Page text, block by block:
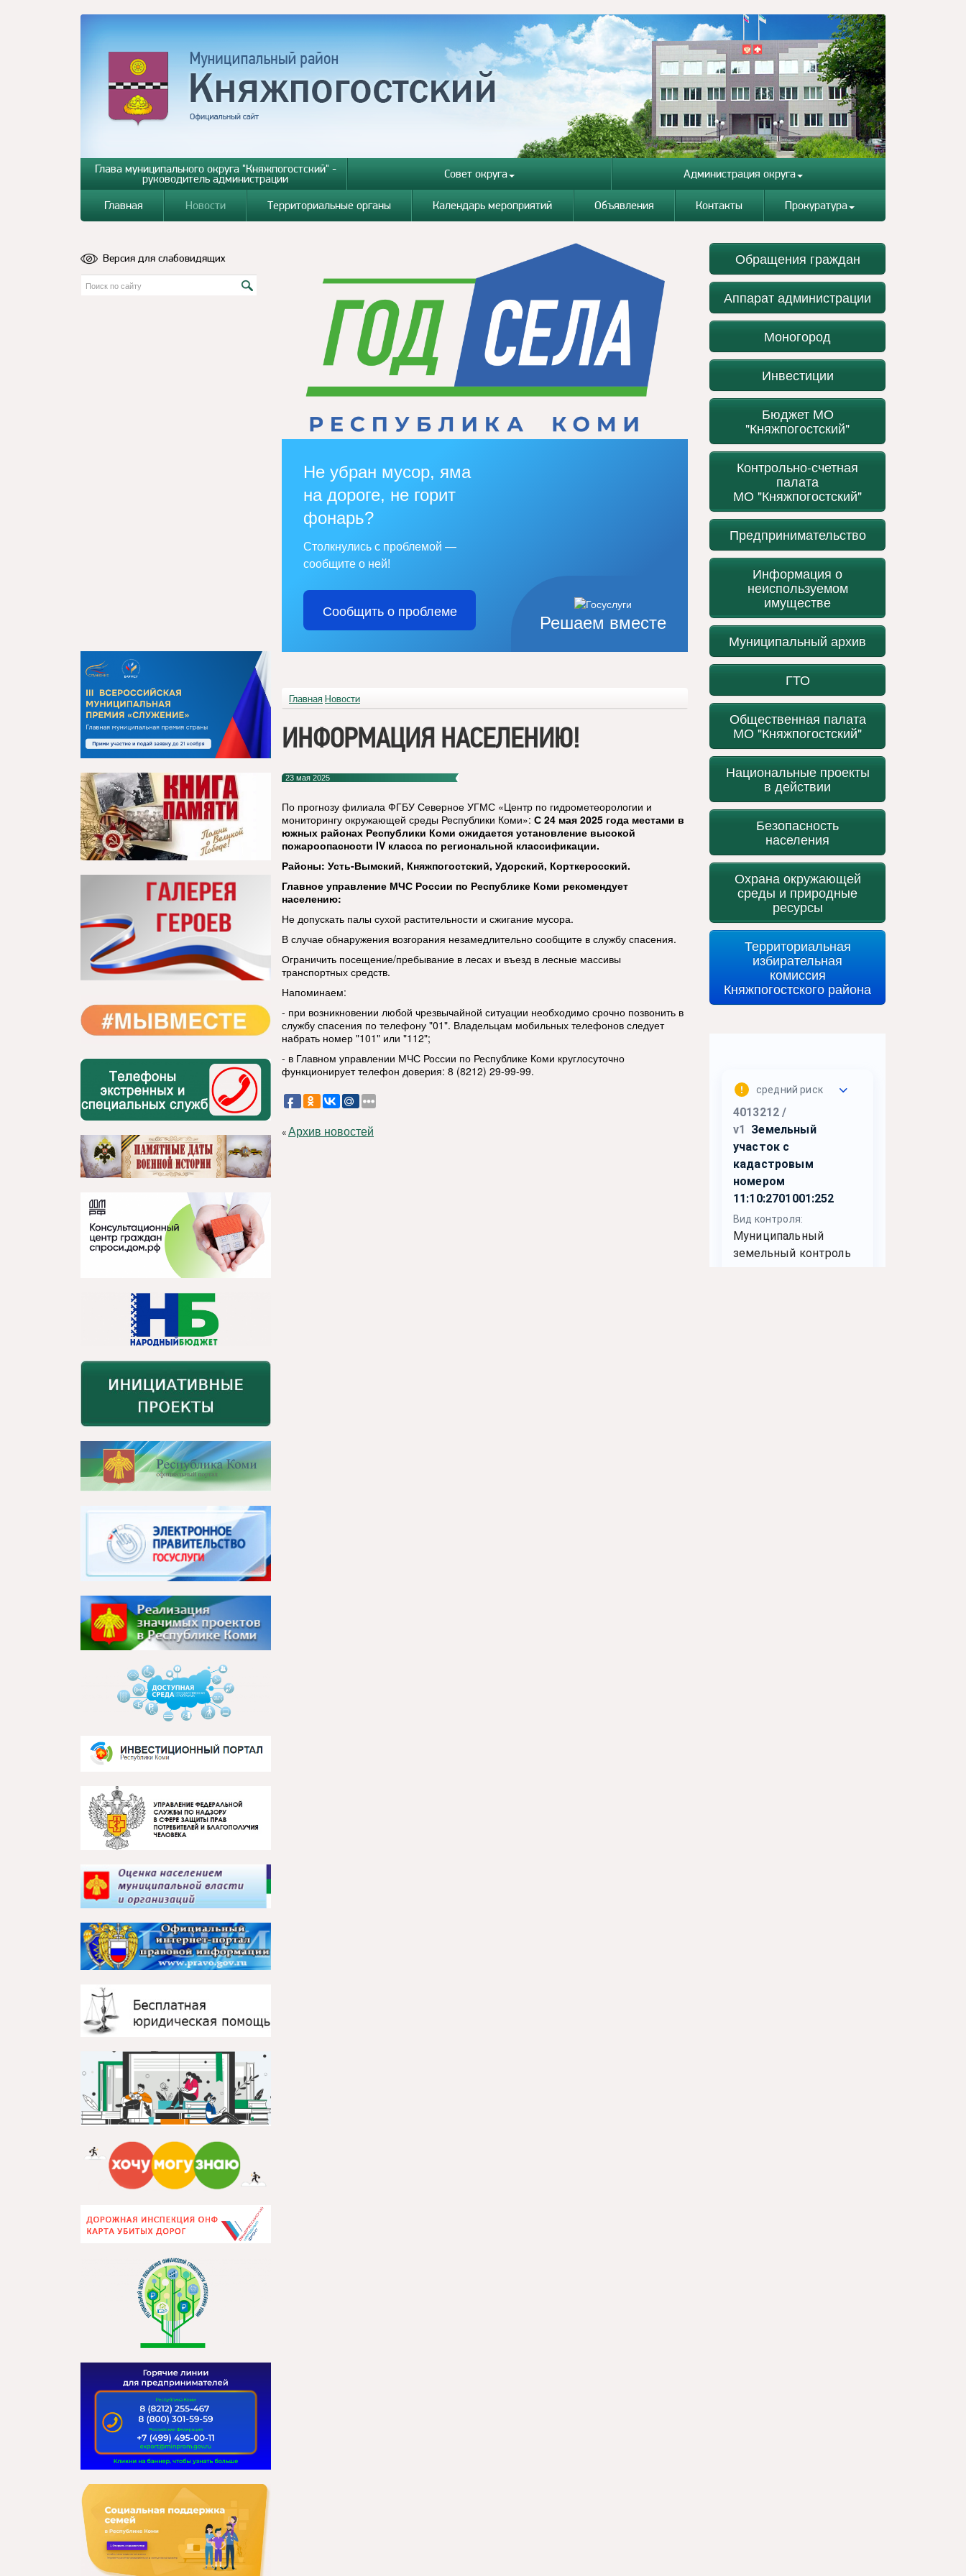
Глава муниципального округа "Княжпогостский" -
руководитель администрации Совет округа Администрация округа
Главная Новости Территориальные органы Календарь мероприятий Объявления Контакты Прокуратура
Версия для слабовидящих
Решаем вместе
Не убран мусор, яма
на дороге, не горит
фонарь?
Столкнулись с проблемой —
сообщите о ней!
Сообщить о проблеме
Главная Новости
ИНФОРМАЦИЯ НАСЕЛЕНИЮ!
23 мая 2025
По прогнозу филиала ФГБУ Северное УГМС «Центр по гидрометеорологии и
мониторингу окружающей среды Республики Коми»: С 24 мая 2025 года местами в
южных районах Республики Коми ожидается установление высокой
пожароопасности IV класса по региональной классификации.
Районы: Усть-Вымский, Княжпогостский, Удорский, Корткеросский.
Главное управление МЧС России по Республике Коми рекомендует
населению:
Не допускать палы сухой растительности и сжигание мусора.
В случае обнаружения возгорания незамедлительно сообщите в службу спасения.
Ограничить посещение/пребывание в лесах и въезд в лесные массивы
транспортных средств.
Напоминаем:
- при возникновении любой чрезвычайной ситуации необходимо срочно позвонить в
службу спасения по телефону "01". Владельцам мобильных телефонов следует
набрать номер "101" или "112";
- в Главном управлении МЧС России по Республике Коми круглосуточно
функционирует телефон доверия: 8 (8212) 29-99-99.
«Архив новостей
Обращения граждан
Аппарат администрации
Моногород
Инвестиции
Бюджет МО
"Княжпогостский"
Контрольно-счетная
палата
МО "Княжпогостский"
Предпринимательство
Информация о
неиспользуемом
имуществе
Муниципальный архив
ГТО
Общественная палата
МО "Княжпогостский"
Национальные проекты
в действии
Безопасность
населения
Охрана окружающей
среды и природные
ресурсы
Территориальная
избирательная
комиссия
Княжпогостского района